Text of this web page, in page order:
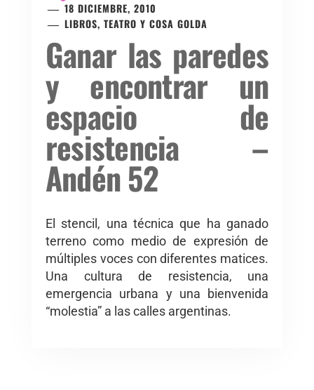
18 DICIEMBRE, 2010
LIBROS, TEATRO Y COSA GOLDA
Ganar las paredes
y encontrar un
espacio de
resistencia –
Andén 52
El stencil, una técnica que ha ganado
terreno como medio de expresión de
múltiples voces con diferentes matices.
Una cultura de resistencia, una
emergencia urbana y una bienvenida
“molestia” a las calles argentinas.